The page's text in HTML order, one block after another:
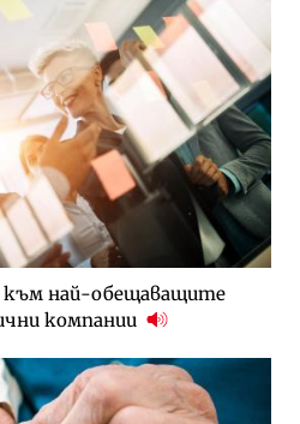
към най-обещаващите
компании